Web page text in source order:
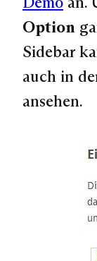
Option
Sidebar
auch in
ansehen.